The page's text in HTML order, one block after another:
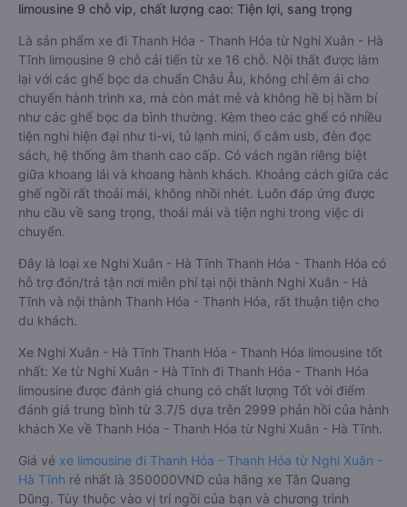
limousine 9 chỗ vip, chất lượng cao: Tiện lợi, sang trọng
Là sản phẩm xe đi Thanh Hóa - Thanh Hóa từ Nghi Xuân - Hà
Tĩnh limousine 9 chỗ cải tiến từ xe 16 chỗ. Nội thất được làm
lại với các ghế bọc da chuẩn Châu Âu, không chỉ êm ái cho
chuyến hành trình xa, mà còn mát mẻ và không hề bị hầm bí
như các ghế bọc da bình thường. Kèm theo các ghế có nhiều
tiện nghi hiện đại như ti-vi, tủ lạnh mini, ổ cắm usb, đèn đọc
sách, hệ thống âm thanh cao cấp. Có vách ngăn riêng biệt
giữa khoang lái và khoang hành khách. Khoảng cách giữa các
ghế ngồi rất thoải mái, không nhồi nhét. Luôn đáp ứng được
nhu cầu về sang trọng, thoải mái và tiện nghi trong việc di
chuyển.
Đây là loại xe Nghi Xuân - Hà Tĩnh Thanh Hóa - Thanh Hóa có
hỗ trợ đón/trả tận nơi miễn phí tại nội thành Nghi Xuân - Hà
Tĩnh và nội thành Thanh Hóa - Thanh Hóa, rất thuận tiện cho
du khách.
Xe Nghi Xuân - Hà Tĩnh Thanh Hóa - Thanh Hóa limousine tốt
nhất: Xe từ Nghi Xuân - Hà Tĩnh đi Thanh Hóa - Thanh Hóa
limousine được đánh giá chung có chất lượng Tốt với điểm
đánh giá trung bình từ 3.7/5 dựa trên 2999 phản hồi của hành
khách Xe về Thanh Hóa - Thanh Hóa từ Nghi Xuân - Hà Tĩnh.
Giá vé xe limousine đi Thanh Hóa - Thanh Hóa từ Nghi Xuân -
Hà Tĩnh rẻ nhất là 350000VND của hãng xe Tân Quang
Dũng. Tùy thuộc vào vị trí ngồi của bạn và chương trình